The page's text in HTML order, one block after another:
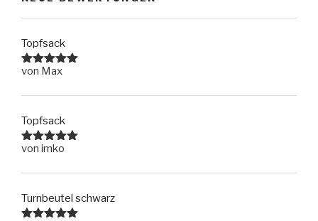
Topfsack
Bewertet
5
von Max
Topfsack
Bewertet
5
von imko
Turnbeutel schwarz